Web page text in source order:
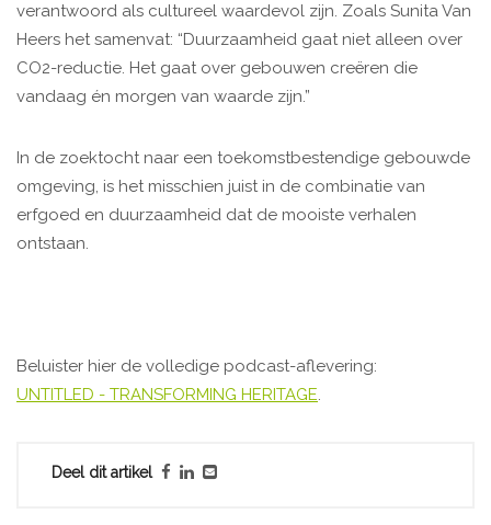
verantwoord als cultureel waardevol zijn. Zoals Sunita Van
Heers het samenvat: “Duurzaamheid gaat niet alleen over
CO2-reductie. Het gaat over gebouwen creëren die
vandaag én morgen van waarde zijn.”
In de zoektocht naar een toekomstbestendige gebouwde
omgeving, is het misschien juist in de combinatie van
erfgoed en duurzaamheid dat de mooiste verhalen
ontstaan.
Beluister hier de volledige podcast-aflevering:
UNTITLED - TRANSFORMING HERITAGE.
Deel dit artikel